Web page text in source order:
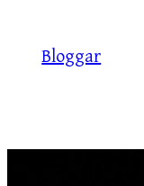
Bloggar